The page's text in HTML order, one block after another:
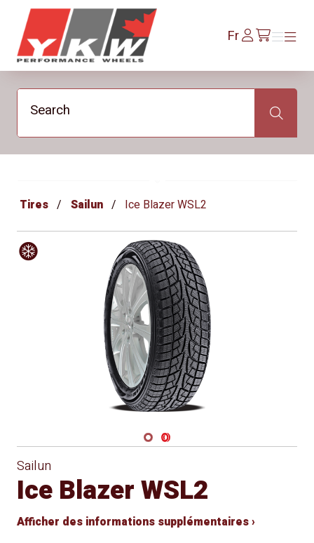
YKW Wheels
FrSe
connecter/fr/cart
Menu
Menu
Search Search
Tires Sailun Ice Blazer WSL2
Navigate 1
Navigate 2
Sailun
Ice Blazer WSL2
Afficher des informations supplémentaires ›